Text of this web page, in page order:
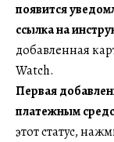
появится
ссылка на
добавленная
Watch.
Первая
платежным
этот статус,